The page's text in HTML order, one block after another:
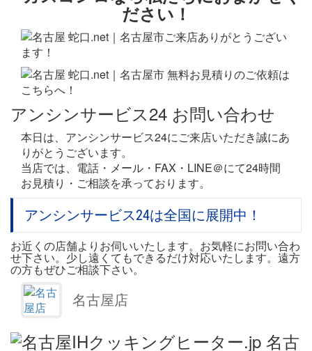
アンシンサービス24 お問い合わせ
本日は、アンシンサービス24にご来店いただき誠にあ
りがとうございます。
当店では、電話・メール・FAX・LINE＠にて24時間
お見積り・ご相談を承っております。
アンシンサービス24は全国に展開中！
お近くの店舗よりお伺いいたします。お気軽にお問い合わ
せ下さい。少し遠くてもできるだけ対応いたします。遠方
の方もぜひご相談下さい。
名古屋店